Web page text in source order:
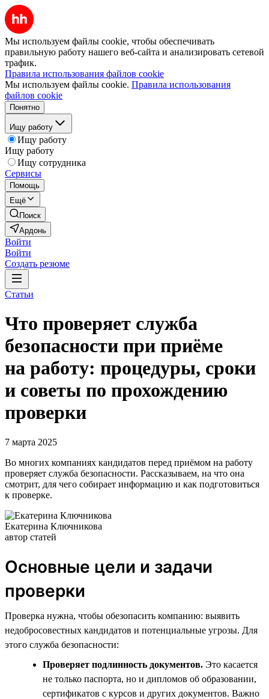
Мы используем файлы cookie, чтобы обеспечивать
правильную работу нашего веб-сайта и анализировать сетевой
трафик.
Правила использования файлов cookie
Мы используем файлы cookie. Правила использования
файлов cookie
Понятно
Ищу работу
Ищу работу
Ищу работу
Ищу сотрудника
Сервисы
Помощь
Ещё
Поиск
Ардонь
Войти
Войти
Создать резюме
Статьи
Что проверяет служба
безопасности при приёме
на работу: процедуры, сроки
и советы по прохождению
проверки
7 марта 2025
Во многих компаниях кандидатов перед приёмом на работу
проверяет служба безопасности. Рассказываем, на что она
смотрит, для чего собирает информацию и как подготовиться
к проверке.
Екатерина Ключникова
автор статей
Основные цели и задачи
проверки
Проверка нужна, чтобы обезопасить компанию: выявить
недобросовестных кандидатов и потенциальные угрозы. Для
этого служба безопасности:
Проверяет подлинность документов. Это касается
не только паспорта, но и дипломов об образовании,
сертификатов с курсов и других документов. Важно